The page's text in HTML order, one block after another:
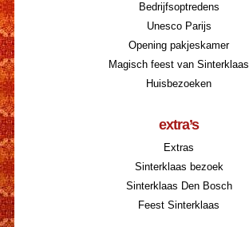
Bedrijfsoptredens
Unesco Parijs
Opening pakjeskamer
Magisch feest van Sinterklaas
Huisbezoeken
extra’s
Extras
Sinterklaas bezoek
Sinterklaas Den Bosch
Feest Sinterklaas